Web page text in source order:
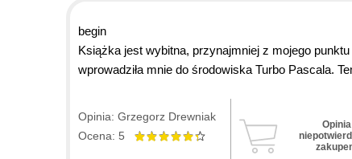
begin
Książka jest wybitna, przynajmniej z mojego
wprowadziła mnie do środowiska Turbo Pascala.
Opinia: Grzegorz Drewniak
Ocena: 5
Opinia